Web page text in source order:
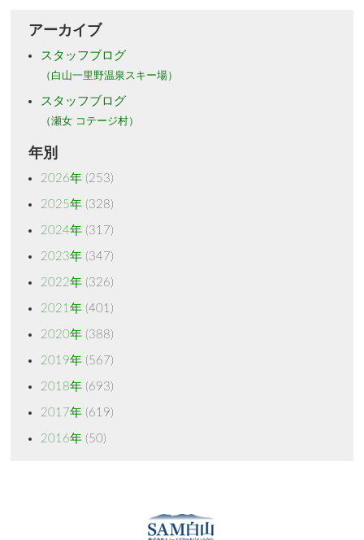
アーカイブ
スタッフブログ
（白山一里野温泉スキー場）
スタッフブログ
（瀬女 コテージ村）
年別
2026年(253)
2025年(328)
2024年(317)
2023年(347)
2022年(326)
2021年(401)
2020年(388)
2019年(567)
2018年(693)
2017年(619)
2016年(50)